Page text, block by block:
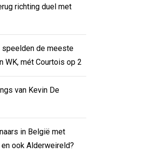
richting duel met
speelden de meeste
WK, mét Courtois op 2
van Kevin De
in België met
ook Alderweireld?